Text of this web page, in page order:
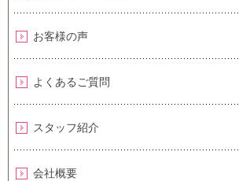
お客様の声
よくあるご質問
スタッフ紹介
会社概要